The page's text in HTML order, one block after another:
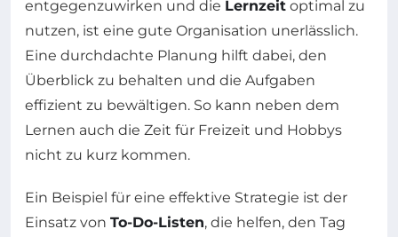
entgegenzuwirken und die Lernzeit optimal zu
nutzen, ist eine gute Organisation unerlässlich.
Eine durchdachte Planung hilft dabei, den
Überblick zu behalten und die Aufgaben
effizient zu bewältigen. So kann neben dem
Lernen auch die Zeit für Freizeit und Hobbys
nicht zu kurz kommen.
Ein Beispiel für eine effektive Strategie ist der
Einsatz von To-Do-Listen, die helfen, den Tag